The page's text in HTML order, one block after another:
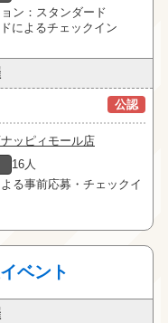
ン：スタンダード
によるチェックイン
公認
ッピィモール店
16人
る事前応募・チェックイ
ベント